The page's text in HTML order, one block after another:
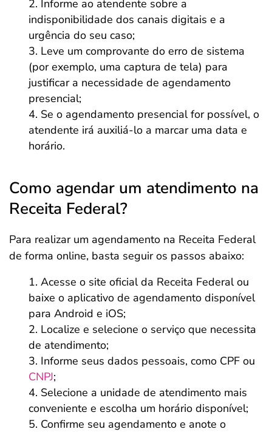
Informe ao atendente sobre a
indisponibilidade dos canais digitais e a
urgência do seu caso;
Leve um comprovante do erro de sistema
(por exemplo, uma captura de tela) para
justificar a necessidade de agendamento
presencial;
Se o agendamento presencial for possível, o
atendente irá auxiliá-lo a marcar uma data e
horário.
Como agendar um atendimento na
Receita Federal?
Para realizar um agendamento na Receita Federal
de forma online, basta seguir os passos abaixo:
Acesse o site oficial da Receita Federal ou
baixe o aplicativo de agendamento disponível
para Android e iOS;
Localize e selecione o serviço que necessita
de atendimento;
Informe seus dados pessoais, como CPF ou
CNPJ;
Selecione a unidade de atendimento mais
conveniente e escolha um horário disponível;
Confirme seu agendamento e anote o